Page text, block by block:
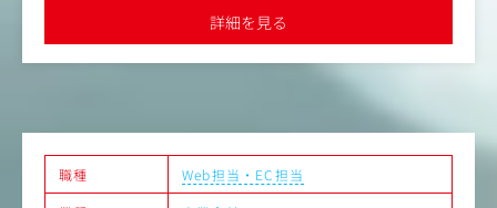
・Google Analytics 4 （GA4）などを活用したデータ分析、
詳細を見る
職種
Web担当・EC担当